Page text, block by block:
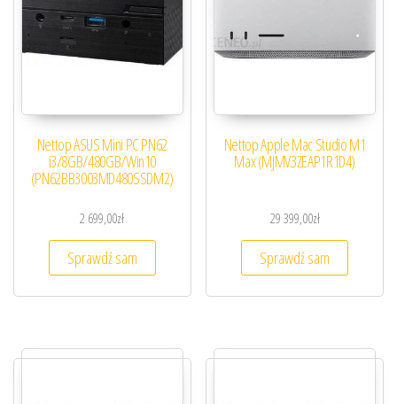
Nettop ASUS Mini PC PN62
i3/8GB/480GB/Win10
(PN62BB3003MD480SSDM2)
2 699,00zł
Sprawdź sam
Nettop Apple Mac Studio M1
Max (MJMV3ZEAP1R1D4)
29 399,00zł
Sprawdź sam